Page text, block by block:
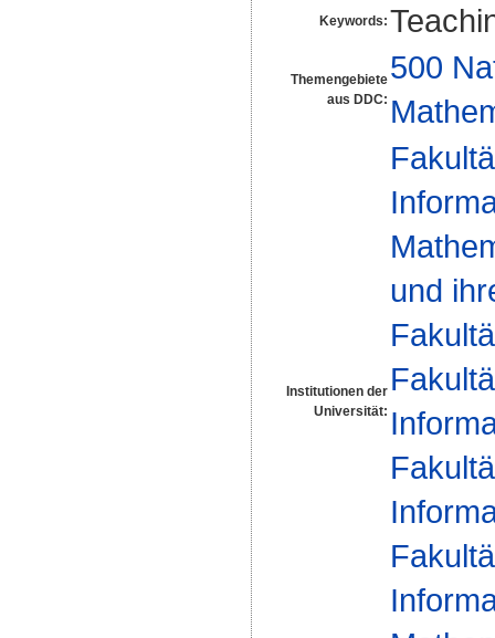
Keywords:
Themengebiete
aus DDC:
500
Institutionen der
Universität:
und